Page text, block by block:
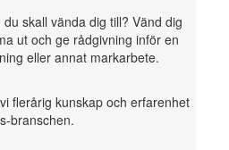
skall vända dig till? Vänd dig
ut och ge rådgivning inför en
eller annat markarbete.
flerårig kunskap och erfarenhet
branschen.